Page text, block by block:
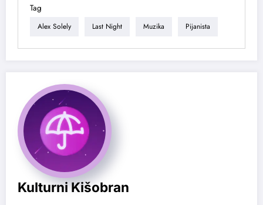
Tag
Alex Solely Last Night Muzika Pijanista
Kulturni Kišobran